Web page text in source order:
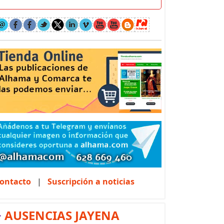
| Suscripción a noticias
AUSENCIAS JAYENA